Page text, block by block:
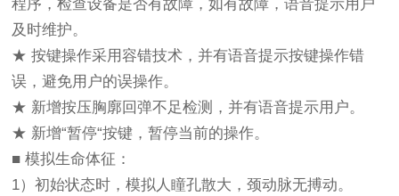
程序，检查设备是否有故障，如有故障，语音提示用户
及时维护。
★ 按键操作采用容错技术，并有语音提示按键操作错
误，避免用户的误操作。
★ 新增按压胸廓回弹不足检测，并有语音提示用户。
★ 新增“暂停“按键，暂停当前的操作。
■ 模拟生命体征：
1）初始状态时，模拟人瞳孔散大，颈动脉无搏动。